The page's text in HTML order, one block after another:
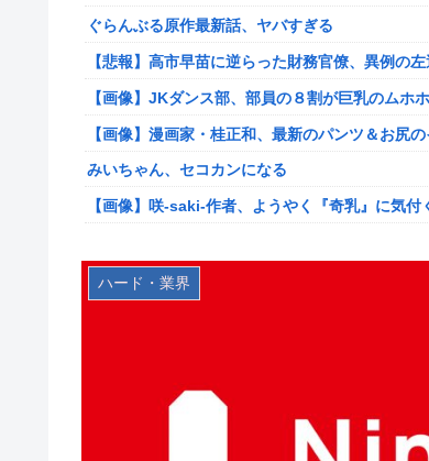
【艦これ】けーかいじん 他
【艦これ】E5ヌルイとかいう風説には騙されな
【艦これ】もちもちーの本気 他
【ウマ娘】水着シュヴァちいいね！
韓国人「超巨大台風13号ドルフィンが90度直角
出した直近の台風進路図がこちらです‥」
車大手工場にも女性・高齢者…軽作業ラインやス
キャデラックF1、致命的なブレーキ問題の原因
【デレマス】 凛「なにこれ、蒼穹のファフナー
シュート選手が結婚を発表、ネモ選手とウメハ
ぐらんぶる原作最新話、ヤバすぎる
【悲報】高市早苗に逆らった財務官僚、異例の
【画像】JKダンス部、部員の８割が巨乳のムホ
【画像】漫画家・桂正和、最新のパンツ＆お尻
みいちゃん、セコカンになる
【画像】咲-saki-作者、ようやく『奇乳』に気付
【艦これ】けーかいじん 他
【画像】影山優佳さん(25)、下着姿であたシコが
京大病院、手術ミスで50代女性患者を「植物状
ハード・業界